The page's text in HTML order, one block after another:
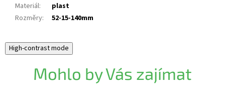
Materiál:
plast
Rozměry: 52-15-140mm
High-contrast mode
Mohlo by Vás zajímat